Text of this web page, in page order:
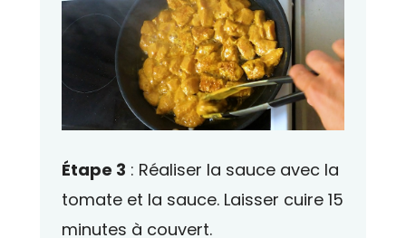
Étape 3 : Réaliser la sauce avec la
tomate et la sauce. Laisser cuire 15
minutes à couvert.